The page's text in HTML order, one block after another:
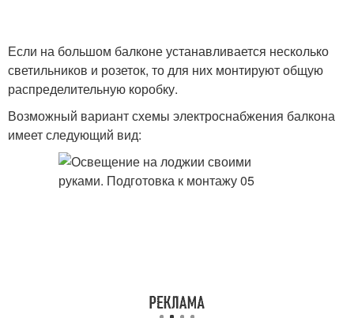
Если на большом балконе устанавливается несколько
светильников и розеток, то для них монтируют общую
распределительную коробку.
Возможный вариант схемы электроснабжения балкона
имеет следующий вид: